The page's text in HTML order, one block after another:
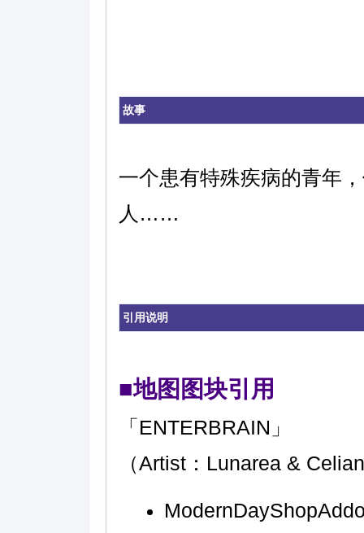
故事
一个患有特殊疾病的青年
人……
引用说明
■地图图块引用
「ENTERBRAIN」
（Artist：Lunarea &